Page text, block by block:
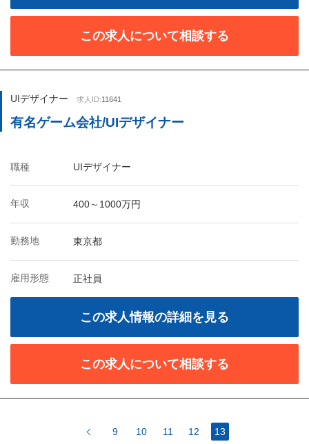
この求人について相談する
UIデザイナー 求人ID:11641
有名ゲーム会社/UIデザイナー
職種 UIデザイナー
年収 400～1000万円
勤務地 東京都
雇用形態 正社員
この求人情報の詳細を見る
この求人について相談する
9 10 11 12 13